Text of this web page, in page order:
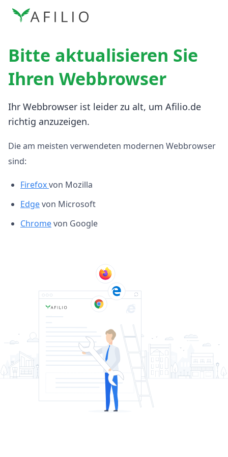
Bitte aktualisieren Sie
Ihren Webbrowser
Ihr Webbrowser ist leider zu alt, um Afilio.de
richtig anzuzeigen.
Die am meisten verwendeten modernen Webbrowser
sind:
Firefoxvon Mozilla
Edgevon Microsoft
Chromevon Google